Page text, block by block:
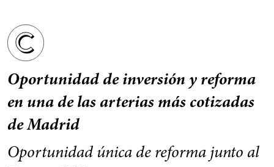
Oportunidad de inversión y reforma
en una de las arterias más cotizadas
de Madrid
Oportunidad única de reforma junto al